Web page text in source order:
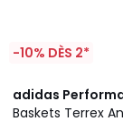
-10% DÈS 2*
adidas
Baskets Terrex
4,7
/ 5